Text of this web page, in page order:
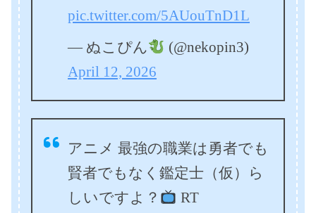
pic.twitter.com/5AUouTnD1L
— ぬこぴん
(@nekopin3)
April 12, 2026
アニメ 最強の職業は勇者でも
賢者でもなく鑑定士（仮）ら
しいですよ？
RT